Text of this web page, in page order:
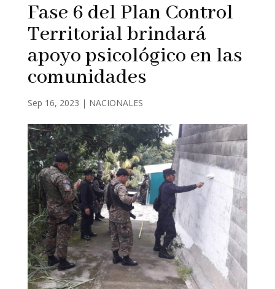
Fase 6 del Plan Control
Territorial brindará
apoyo psicológico en las
comunidades
Sep 16, 2023 | NACIONALES